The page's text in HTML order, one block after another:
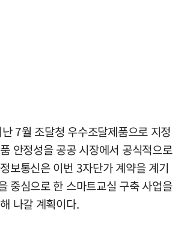
7월 조달청 우수조달제품으로 지정
안정성을 공공 시장에서 공식적으로
보통신은 이번 3자단가 계약을 계기
중심으로 한 스마트교실 구축 사업을
나갈 계획이다.